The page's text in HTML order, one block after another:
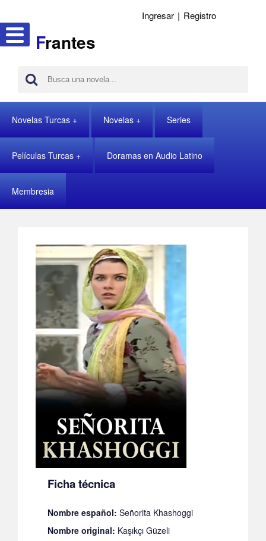
Frantes
Ingresar | Registro
Novelas Turcas Novelas Series
Películas Turcas Doramas en Audio Latino
Membresia
Ficha técnica
Nombre español: Señorita Khashoggi
Nombre original: Kaşıkçı Güzeli